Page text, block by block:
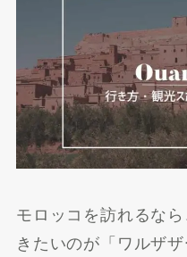
モロッコを訪れるな
きたいのが「ワルザ